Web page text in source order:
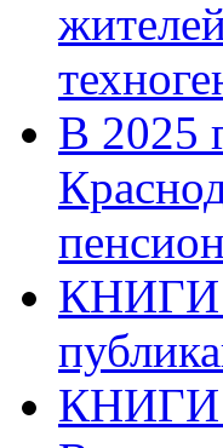
В 2025